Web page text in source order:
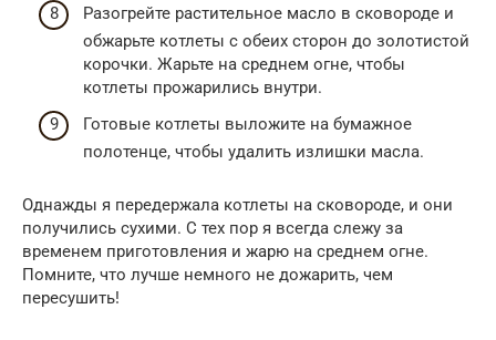
Разогрейте растительное масло в сковороде и
обжарьте котлеты с обеих сторон до золотистой
корочки. Жарьте на среднем огне, чтобы
котлеты прожарились внутри.
Готовые котлеты выложите на бумажное
полотенце, чтобы удалить излишки масла.
Однажды я передержала котлеты на сковороде, и они
получились сухими. С тех пор я всегда слежу за
временем приготовления и жарю на среднем огне.
Помните, что лучше немного не дожарить, чем
пересушить!